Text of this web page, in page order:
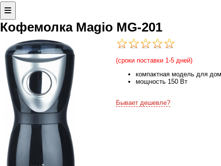
Кофемолка Magio MG-201
(сроки поставки 1-5 дней)
компактная модель для
мощность 150 Вт
Бывает дешевле?